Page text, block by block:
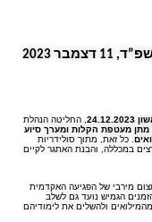
2023
, החליטה הנהלת
מתן מעטפת הקלות ומערך סיוע
. כל זאת, מתוך סולידריות
במכללה, והבנת האתגר לקיים
מירבי של הפגיעה האקדמית
הגמיש נועד גם לשלב
ולהשלים את לימודיהם